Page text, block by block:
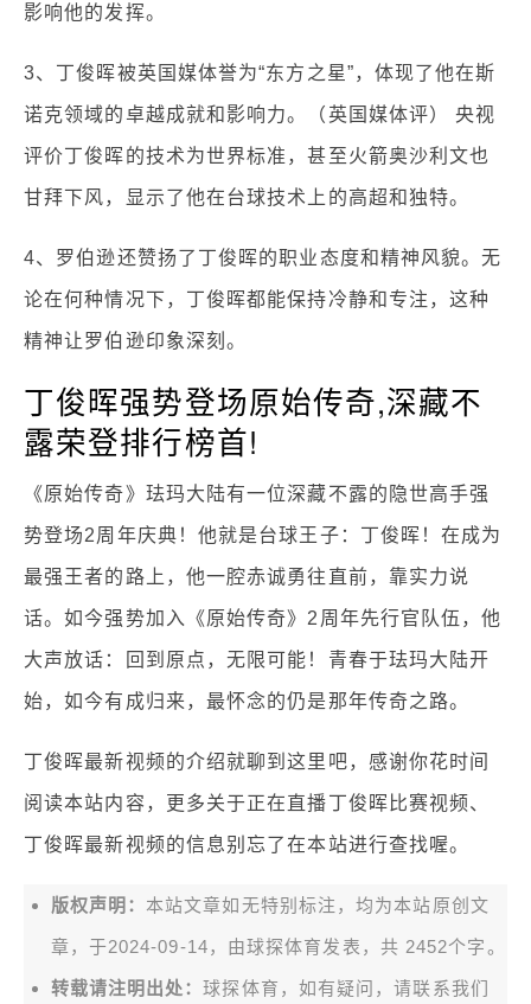
影响他的发挥。
3、丁俊晖被英国媒体誉为“东方之星”，体现了他在斯
诺克领域的卓越成就和影响力。（英国媒体评） 央视
评价丁俊晖的技术为世界标准，甚至火箭奥沙利文也
甘拜下风，显示了他在台球技术上的高超和独特。
4、罗伯逊还赞扬了丁俊晖的职业态度和精神风貌。无
论在何种情况下，丁俊晖都能保持冷静和专注，这种
精神让罗伯逊印象深刻。
丁俊晖强势登场原始传奇,深藏不
露荣登排行榜首!
《原始传奇》珐玛大陆有一位深藏不露的隐世高手强
势登场2周年庆典！他就是台球王子：丁俊晖！在成为
最强王者的路上，他一腔赤诚勇往直前，靠实力说
话。如今强势加入《原始传奇》2周年先行官队伍，他
大声放话：回到原点，无限可能！青春于珐玛大陆开
始，如今有成归来，最怀念的仍是那年传奇之路。
丁俊晖最新视频的介绍就聊到这里吧，感谢你花时间
阅读本站内容，更多关于正在直播丁俊晖比赛视频、
丁俊晖最新视频的信息别忘了在本站进行查找喔。
版权声明： 本站文章如无特别标注，均为本站原创文
章，于2024-09-14，由球探体育 发表，共 2452个字。
转载请注明出处：球探体育，如有疑问，请联系我们